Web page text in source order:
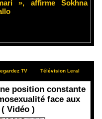
», affirme Sokhna
TV Télévision Leral
position constante
face aux
Vidéo )